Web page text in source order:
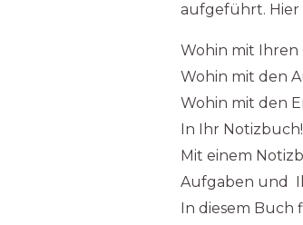
aufgeführt. Hier
Wohin mit Ihren
Wohin mit den
Wohin mit den
In Ihr Notizbuch!
Mit einem
Aufgaben und
In diesem